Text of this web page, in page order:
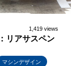
1,419 views
リアサスペン
マシンデザイン